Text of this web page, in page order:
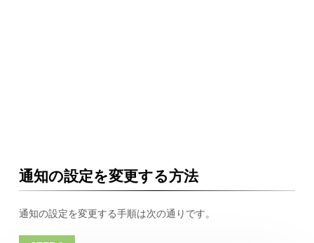
通知の設定を変更する方法
通知の設定を変更する手順は次の通りです。